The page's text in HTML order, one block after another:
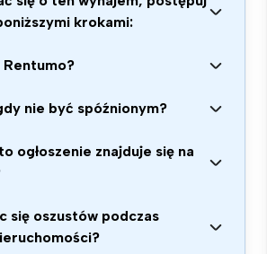
krokami:
Rentumo?
nie być spóźnionym?
ogłoszenie znajduje się na
się oszustów podczas